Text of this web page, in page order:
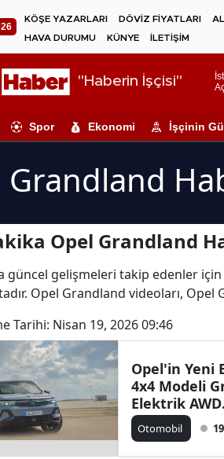
KÖŞE YAZARLARI DÖVİZ FİYATLARI
HAVA DURUMU
KÜNYE İLETİŞİM
"Haberin İşçisi"
Spor Ekonomi İşçinin
Grandland
Opel Grandland
güncel gelişmeleri takip edenler
Opel Grandland videoları,
Tarihi: Nisan 19, 2026 09:46
Opel'in Yeni
4x4 Modeli
Elektrik AWD
Türkiye'de
Sunuldu
Otomobil